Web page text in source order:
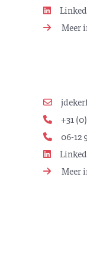
Meer
+31
06-12
Meer